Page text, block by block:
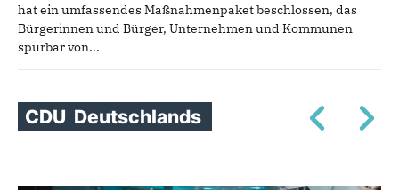
hat ein umfassendes Maßnahmenpaket beschlossen, das
Bürgerinnen und Bürger, Unternehmen und Kommunen
spürbar von...
CDU Deutschlands